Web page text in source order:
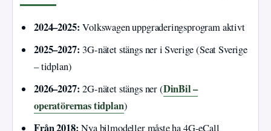
2024–2025: Volkswagen uppgraderingsprogram aktivt
2025–2027: 3G-nätet stängs ner i Sverige (Seat Sverige
– tidplan)
2026–2027: 2G-nätet stängs ner (DinBil –
operatörernas tidplan)
Från 2018: Nya bilmodeller måste ha 4G-eCall